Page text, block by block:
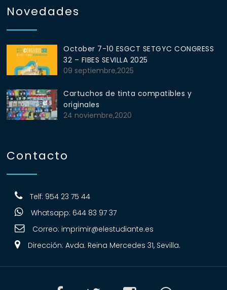
Novedades
October 7-10 ESGCT SETGYC CONGRESS
32 – FIBES SEVILLA 2025
09 septiembre,2025
Cartuchos de tinta compatibles y
originales
24 noviembre,2020
Contacto
Telf: 954 23 75 44
Whatsapp: 644 83 97 37
Correo: imprimir@elestudiante.es
Dirección: Avda. Reina Mercedes 31, Sevilla.